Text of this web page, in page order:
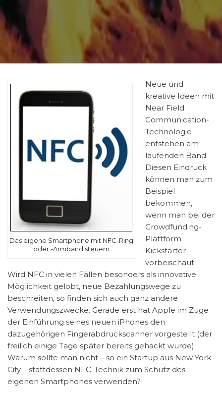
Das eigene Smartphone mit NFC-Ring
oder -Armband steuern
Neue und
kreative Ideen mit
Near Field
Communication-
Technologie
entstehen am
laufenden Band.
Diesen Eindruck
können man zum
Beispiel
bekommen,
wenn man bei der
Crowdfunding-
Plattform
Kickstarter
vorbeischaut.
Wird NFC in vielen Fällen besonders als innovative
Möglichkeit gelobt, neue Bezahlungswege zu
beschreiten, so finden sich auch ganz andere
Verwendungszwecke. Gerade erst hat Apple im Zuge
der Einführung seines neuen iPhones den
dazugehörigen Fingerabdruckscanner vorgestellt (der
freilich einige Tage später bereits gehackt wurde).
Warum sollte man nicht – so ein Startup aus New York
City – stattdessen NFC-Technik zum Schutz des
eigenen Smartphones verwenden?